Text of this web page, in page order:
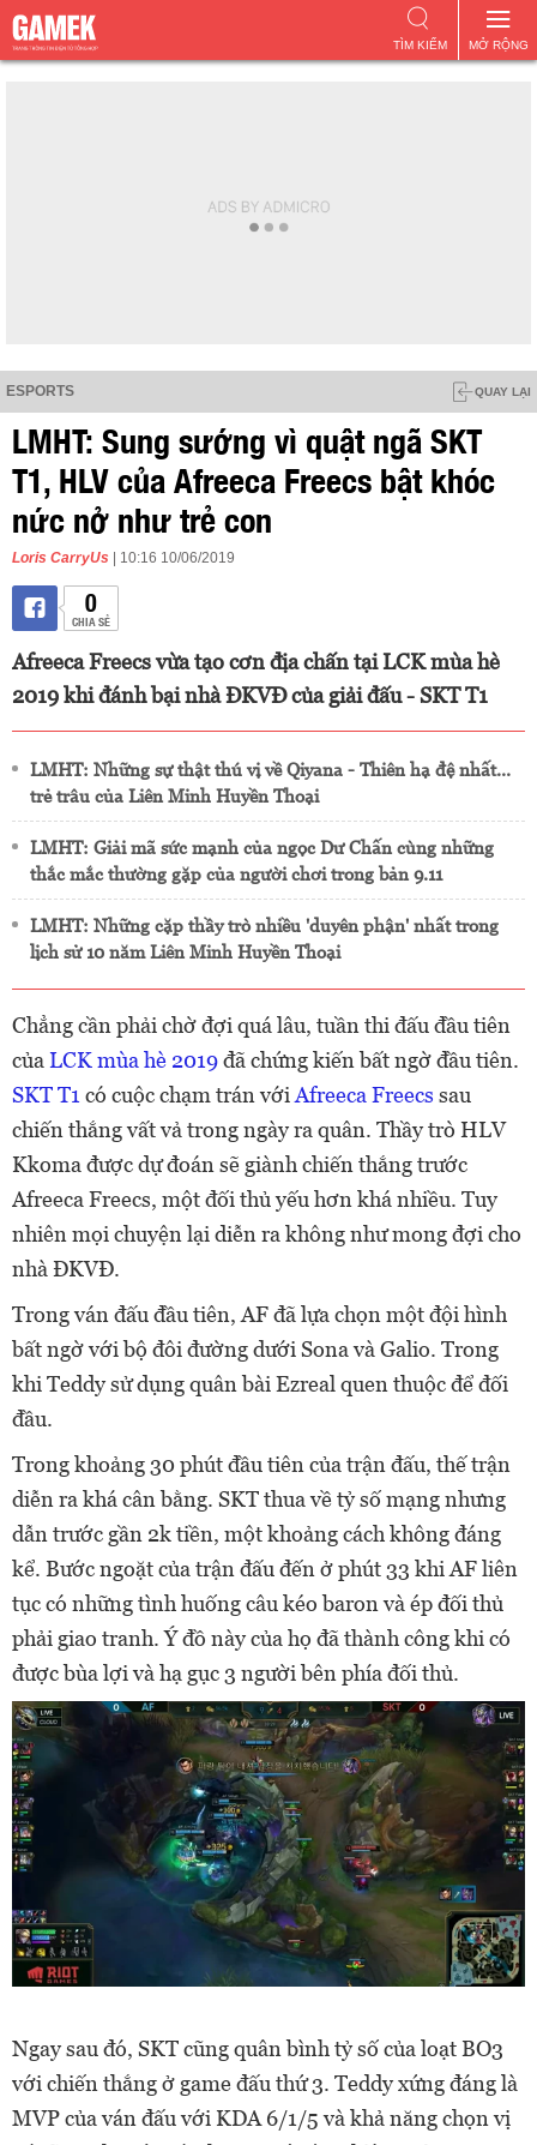
MỞ RỘNG
TÌM KIẾM
ESPORTS QUAY LẠI
LMHT: Sung sướng vì quật ngã SKT
T1, HLV của Afreeca Freecs bật khóc
nức nở như trẻ con
Loris CarryUs | 10:16 10/06/2019
0
CHIA SẺ
Afreeca Freecs vừa tạo cơn địa chấn tại LCK mùa hè
2019 khi đánh bại nhà ĐKVĐ của giải đấu - SKT T1
LMHT: Những sự thật thú vị về Qiyana - Thiên hạ đệ nhất...
trẻ trâu của Liên Minh Huyền Thoại
LMHT: Giải mã sức mạnh của ngọc Dư Chấn cùng những
thắc mắc thường gặp của người chơi trong bản 9.11
LMHT: Những cặp thầy trò nhiều 'duyên phận' nhất trong
lịch sử 10 năm Liên Minh Huyền Thoại
Chẳng cần phải chờ đợi quá lâu, tuần thi đấu đầu tiên
của LCK mùa hè 2019đã chứng kiến bất ngờ đầu tiên.
SKT T1 có cuộc chạm trán với Afreeca Freecs sau
chiến thắng vất vả trong ngày ra quân. Thầy trò HLV
Kkoma được dự đoán sẽ giành chiến thắng trước
Afreeca Freecs, một đối thủ yếu hơn khá nhiều. Tuy
nhiên mọi chuyện lại diễn ra không như mong đợi cho
nhà ĐKVĐ.
Trong ván đấu đầu tiên, AF đã lựa chọn một đội hình
bất ngờ với bộ đôi đường dưới Sona và Galio. Trong
khi Teddy sử dụng quân bài Ezreal quen thuộc để đối
đầu.
Trong khoảng 30 phút đầu tiên của trận đấu, thế trận
diễn ra khá cân bằng. SKT thua về tỷ số mạng nhưng
dẫn trước gần 2k tiền, một khoảng cách không đáng
kể. Bước ngoặt của trận đấu đến ở phút 33 khi AF liên
tục có những tình huống câu kéo baron và ép đối thủ
phải giao tranh. Ý đồ này của họ đã thành công khi có
được bùa lợi và hạ gục 3 người bên phía đối thủ.
Ngay sau đó, SKT cũng quân bình tỷ số của loạt BO3
với chiến thắng ở game đấu thứ 3. Teddy xứng đáng là
MVP của ván đấu với KDA 6/1/5 và khả năng chọn vị